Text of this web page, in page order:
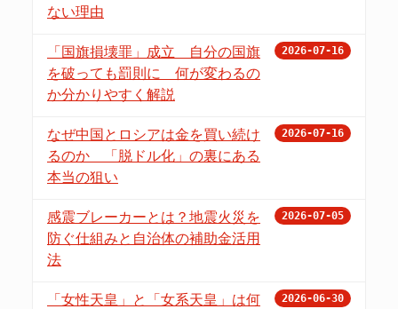
ない理由
「国旗損壊罪」成立 自分の国旗
を破っても罰則に 何が変わるの
か分かりやすく解説
2026-07-16
なぜ中国とロシアは金を買い続け
るのか 「脱ドル化」の裏にある
本当の狙い
2026-07-16
感震ブレーカーとは？地震火災を
防ぐ仕組みと自治体の補助金活用
法
2026-07-05
「女性天皇」と「女系天皇」は何
2026-06-30